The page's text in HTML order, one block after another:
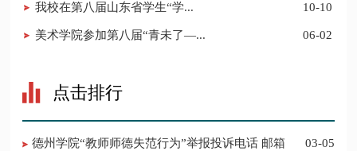
​我校在第八届山东省学生“学... 10-10
美术学院参加第八届“青未了—... 06-02
点击排行
德州学院“教师师德失范行为”举报投诉电话 邮箱 03-05